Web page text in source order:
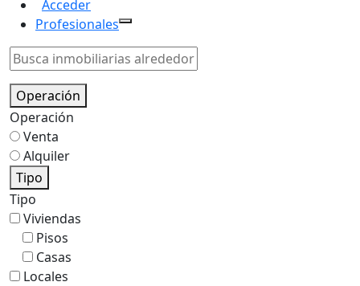
Acceder
Profesionales
Operación
Operación
Venta
Alquiler
Tipo
Tipo
Viviendas
Pisos
Casas
Locales